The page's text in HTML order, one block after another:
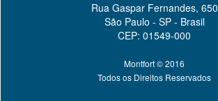
Rua Gaspar Fernandes, 650
São Paulo - SP - Brasil
CEP: 01549-000
Montfort © 2016
Todos os Direitos Reservados